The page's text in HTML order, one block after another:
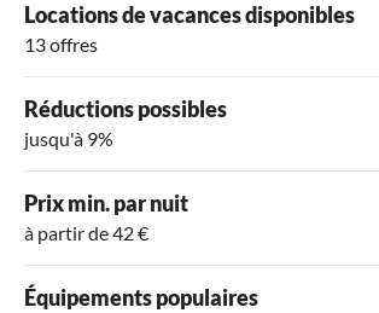
Locations de vacances disponibles
13 offres
Réductions possibles
jusqu'à 9%
Prix min. par nuit
à partir de 42 €
Équipements populaires